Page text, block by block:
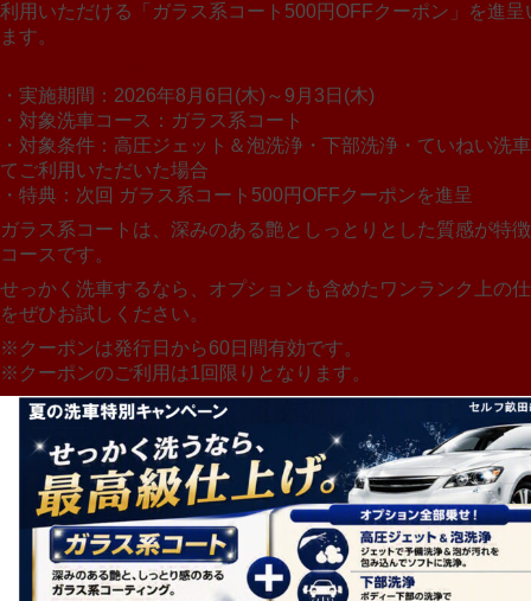
利用いただける「ガラス系コート500円OFFクーポン」を進呈
ます。
・実施期間：2026年8月6日(木)～9月3日(木)
・対象洗車コース：ガラス系コート
・対象条件：高圧ジェット＆泡洗浄・下部洗浄・ていねい洗
てご利用いただいた場合
・特典：次回 ガラス系コート500円OFFクーポンを進呈
ガラス系コートは、深みのある艶としっとりとした質感が特
コースです。
せっかく洗車するなら、オプションも含めたワンランク上の
をぜひお試しください。
※クーポンは発行日から60日間有効です。
※クーポンのご利用は1回限りとなります。